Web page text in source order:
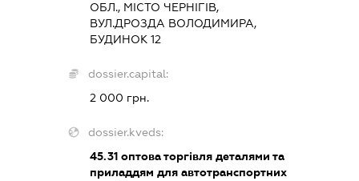
ОБЛ., МІСТО ЧЕРНІГІВ,
ВУЛ.ДРОЗДА ВОЛОДИМИРА,
БУДИНОК 12
dossier.capital:
2 000 грн.
dossier.kveds:
45.31оптова торгівля деталями та
приладдям для автотранспортних